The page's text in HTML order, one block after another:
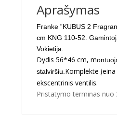
Aprašymas
Franke ”KUBUS 2
cm KNG 110-52.
Vokietija.
Dydis 56*46 cm, m
stalviršiu. Komplekte
ekscentrinis ventilis.
Pristatymo terminas nuo